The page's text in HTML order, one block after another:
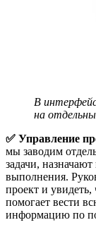
В
на
✅ Управление
мы заводим
задачи,
выполнения.
проект и увидеть,
помогает вести
информацию по